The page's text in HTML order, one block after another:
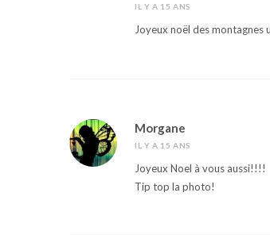
IL Y A 15 ANS
Joyeux noël des montagnes
Morgane
IL Y A 15 ANS
Joyeux Noel à vous aussi!!!!
Tip top la photo!